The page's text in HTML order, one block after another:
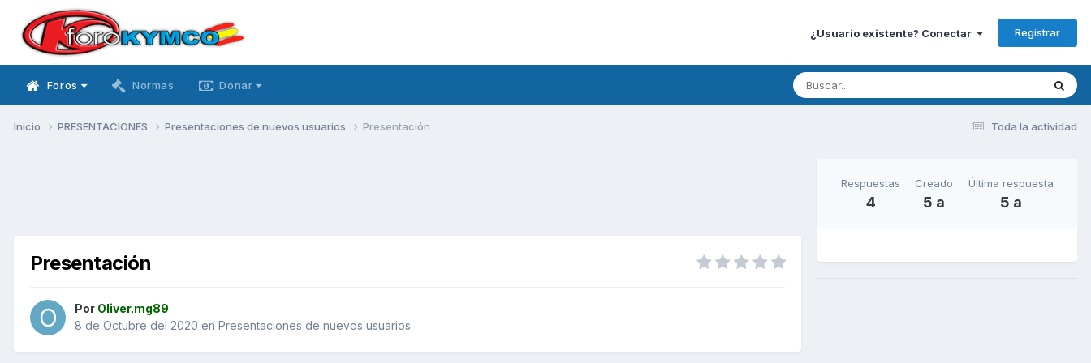
¿Usuario existente? Conectar Registrar
Foros Normas Donar
Toda la actividad
Inicio PRESENTACIONES Presentaciones de nuevos usuarios Presentación
Presentación
Por Oliver.mg89
8 de Octubre del 2020 en Presentaciones de nuevos usuarios
Respuestas
4
Creado
5 a
Última respuesta
5 a